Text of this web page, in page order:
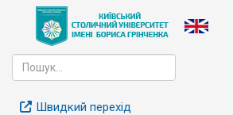
Швидкий перехід